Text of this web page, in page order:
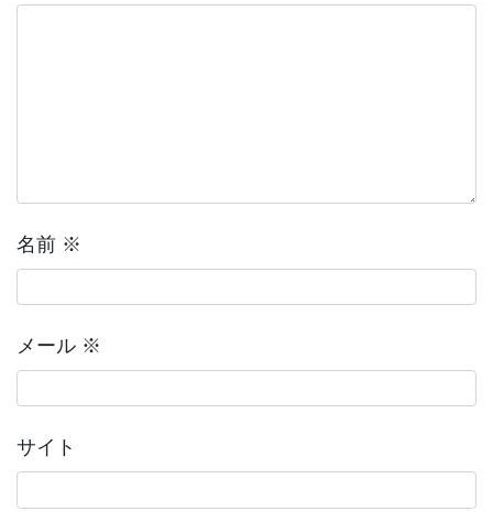
名前 ※
メール ※
サイト